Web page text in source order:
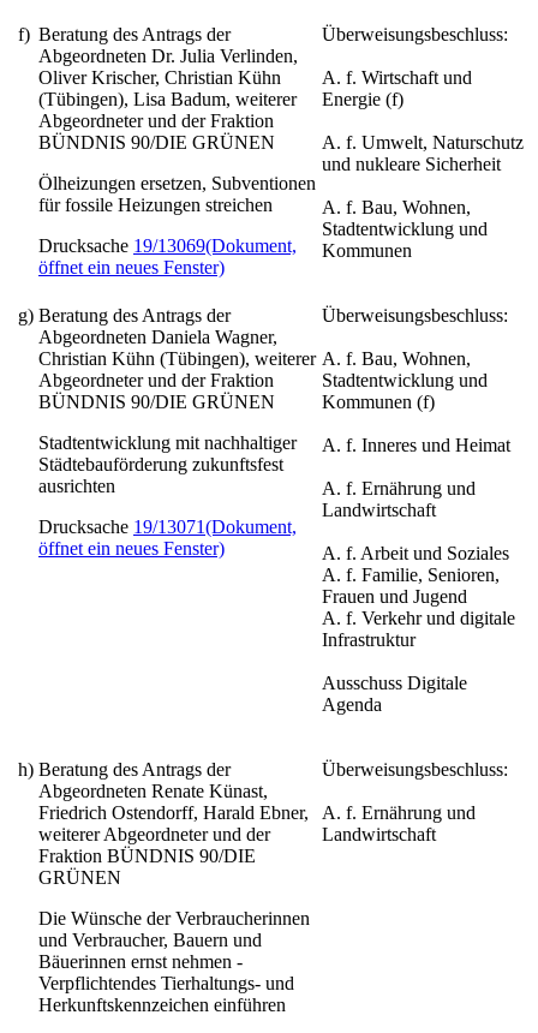
f) Beratung des Antrags der
Abgeordneten Dr. Julia Verlinden,
Oliver Krischer, Christian Kühn
(Tübingen), Lisa Badum, weiterer
Abgeordneter und der Fraktion
BÜNDNIS 90/DIE GRÜNEN
Ölheizungen ersetzen, Subventionen
für fossile Heizungen streichen
Drucksache 19/13069(Dokument,
öffnet ein neues Fenster)
Überweisungsbeschluss:
A. f. Wirtschaft und
Energie (f)
A. f. Umwelt, Naturschutz
und nukleare Sicherheit
A. f. Bau, Wohnen,
Stadtentwicklung und
Kommunen
g) Beratung des Antrags der
Abgeordneten Daniela Wagner,
Christian Kühn (Tübingen), weiterer
Abgeordneter und der Fraktion
BÜNDNIS 90/DIE GRÜNEN
Stadtentwicklung mit nachhaltiger
Städtebauförderung zukunftsfest
ausrichten
Drucksache 19/13071(Dokument,
öffnet ein neues Fenster)
Überweisungsbeschluss:
A. f. Bau, Wohnen,
Stadtentwicklung und
Kommunen (f)
A. f. Inneres und Heimat
A. f. Ernährung und
Landwirtschaft
A. f. Arbeit und Soziales
A. f. Familie, Senioren,
Frauen und Jugend
A. f. Verkehr und digitale
Infrastruktur
Ausschuss Digitale
Agenda
h) Beratung des Antrags der
Abgeordneten Renate Künast,
Friedrich Ostendorff, Harald Ebner,
weiterer Abgeordneter und der
Fraktion BÜNDNIS 90/DIE
GRÜNEN
Die Wünsche der Verbraucherinnen
und Verbraucher, Bauern und
Bäuerinnen ernst nehmen -
Verpflichtendes Tierhaltungs- und
Herkunftskennzeichen einführen
Überweisungsbeschluss:
A. f. Ernährung und
Landwirtschaft